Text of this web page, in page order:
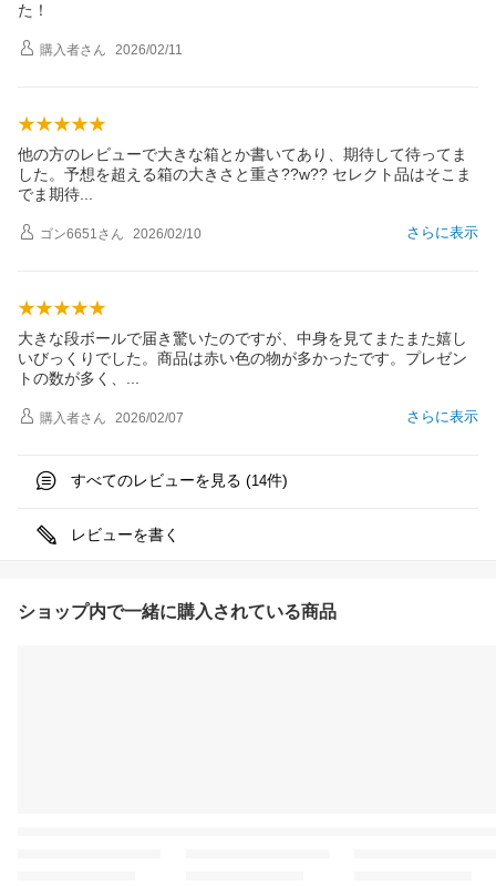
た！
購入者さん 2026/02/11
他の方のレビューで大きな箱とか書いてあり、期待して待ってま
した。予想を超える箱の大きさと重さ??w?? セレクト品はそこま
でま期待
さらに表示
ゴン6651さん 2026/02/10
大きな段ボールで届き驚いたのですが、中身を見てまたまた嬉し
いびっくりでした。商品は赤い色の物が多かったです。プレゼン
トの数が多く
さらに表示
購入者さん 2026/02/07
すべてのレビューを見る (14件)
レビューを書く
ショップ内で一緒に購入されている商品